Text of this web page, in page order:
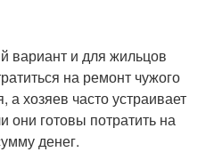
вариант и для жильцов
на ремонт чужого
а хозяев часто устраивает
они готовы потратить на
денег.